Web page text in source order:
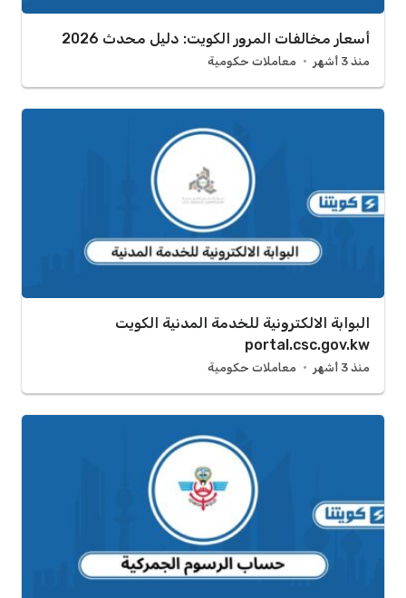
أسعار مخالفات المرور الكويت: دليل محدث 2026
منذ 3 أشهر معاملات حكومية
البوابة الالكترونية للخدمة المدنية الكويت
portal.csc.gov.kw
منذ 3 أشهر معاملات حكومية